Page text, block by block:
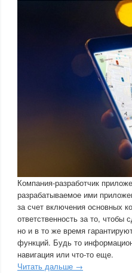
Компания-разработчик
разрабатываемое ими
за счет включения основных
ответственность за то,
но и в то же время
функций. Будь то
навигация или что-то еще.
Читать дальше →